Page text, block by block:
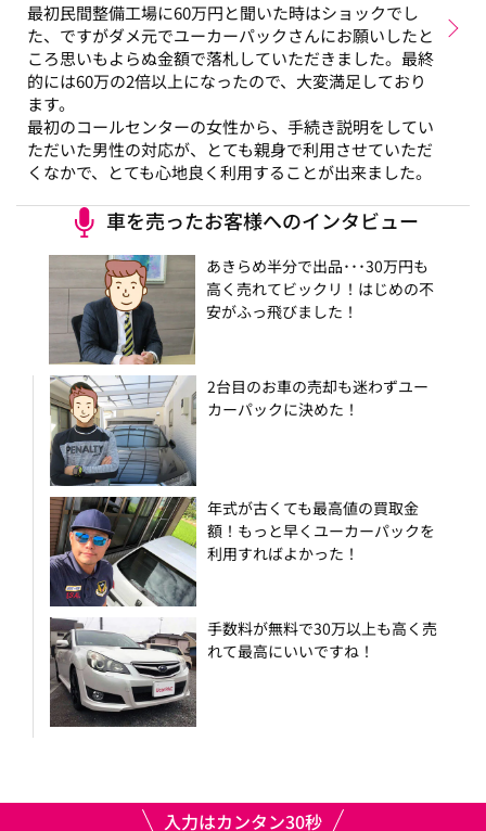
最初民間整備工場に60万円と聞いた時はショックでし
た、ですがダメ元でユーカーパックさんにお願いしたと
ころ思いもよらぬ金額で落札していただきました。最終
的には60万の2倍以上になったので、大変満足しており
ます。
最初のコールセンターの女性から、手続き説明をしてい
ただいた男性の対応が、とても親身で利用させていただ
くなかで、とても心地良く利用することが出来ました。
車を売ったお客様へのインタビュー
あきらめ半分で出品･･･30万円も
高く売れてビックリ！はじめの不
安がふっ飛びました！
2台目のお車の売却も迷わずユー
カーパックに決めた！
年式が古くても最高値の買取金
額！もっと早くユーカーパックを
利用すればよかった！
手数料が無料で30万以上も高く売
れて最高にいいですね！
入力はカンタン30秒